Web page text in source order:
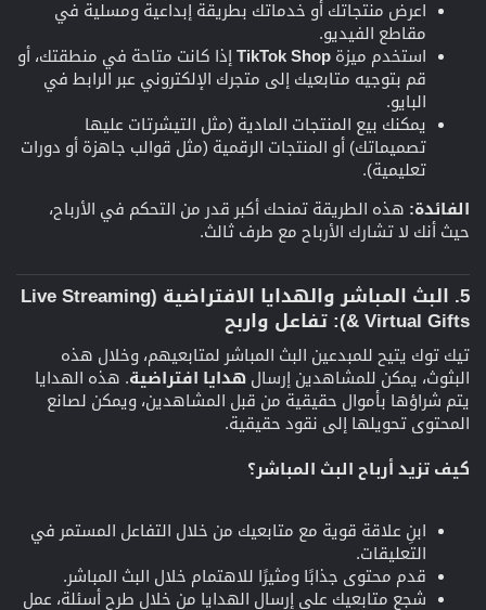
اعرض منتجاتك أو خدماتك بطريقة إبداعية ومسلية في
مقاطع الفيديو.
استخدم ميزة TikTok Shop إذا كانت متاحة في منطقتك، أو
قم بتوجيه متابعيك إلى متجرك الإلكتروني عبر الرابط في
البايو.
يمكنك بيع المنتجات المادية (مثل التيشرتات عليها
تصميماتك) أو المنتجات الرقمية (مثل قوالب جاهزة أو دورات
تعليمية).
الفائدة: هذه الطريقة تمنحك أكبر قدر من التحكم في الأرباح،
حيث أنك لا تشارك الأرباح مع طرف ثالث.
5. البث المباشر والهدايا الافتراضية (Live Streaming
& Virtual Gifts): تفاعل واربح​
تيك توك يتيح للمبدعين البث المباشر لمتابعيهم، وخلال هذه
البثوث، يمكن للمشاهدين إرسال هدايا افتراضية. هذه الهدايا
يتم شراؤها بأموال حقيقية من قبل المشاهدين، ويمكن لصانع
المحتوى تحويلها إلى نقود حقيقية.
كيف تزيد أرباح البث المباشر؟
ابنِ علاقة قوية مع متابعيك من خلال التفاعل المستمر في
التعليقات.
قدم محتوى جذابًا ومثيرًا للاهتمام خلال البث المباشر.
شجع متابعيك على إرسال الهدايا من خلال طرح أسئلة، عمل